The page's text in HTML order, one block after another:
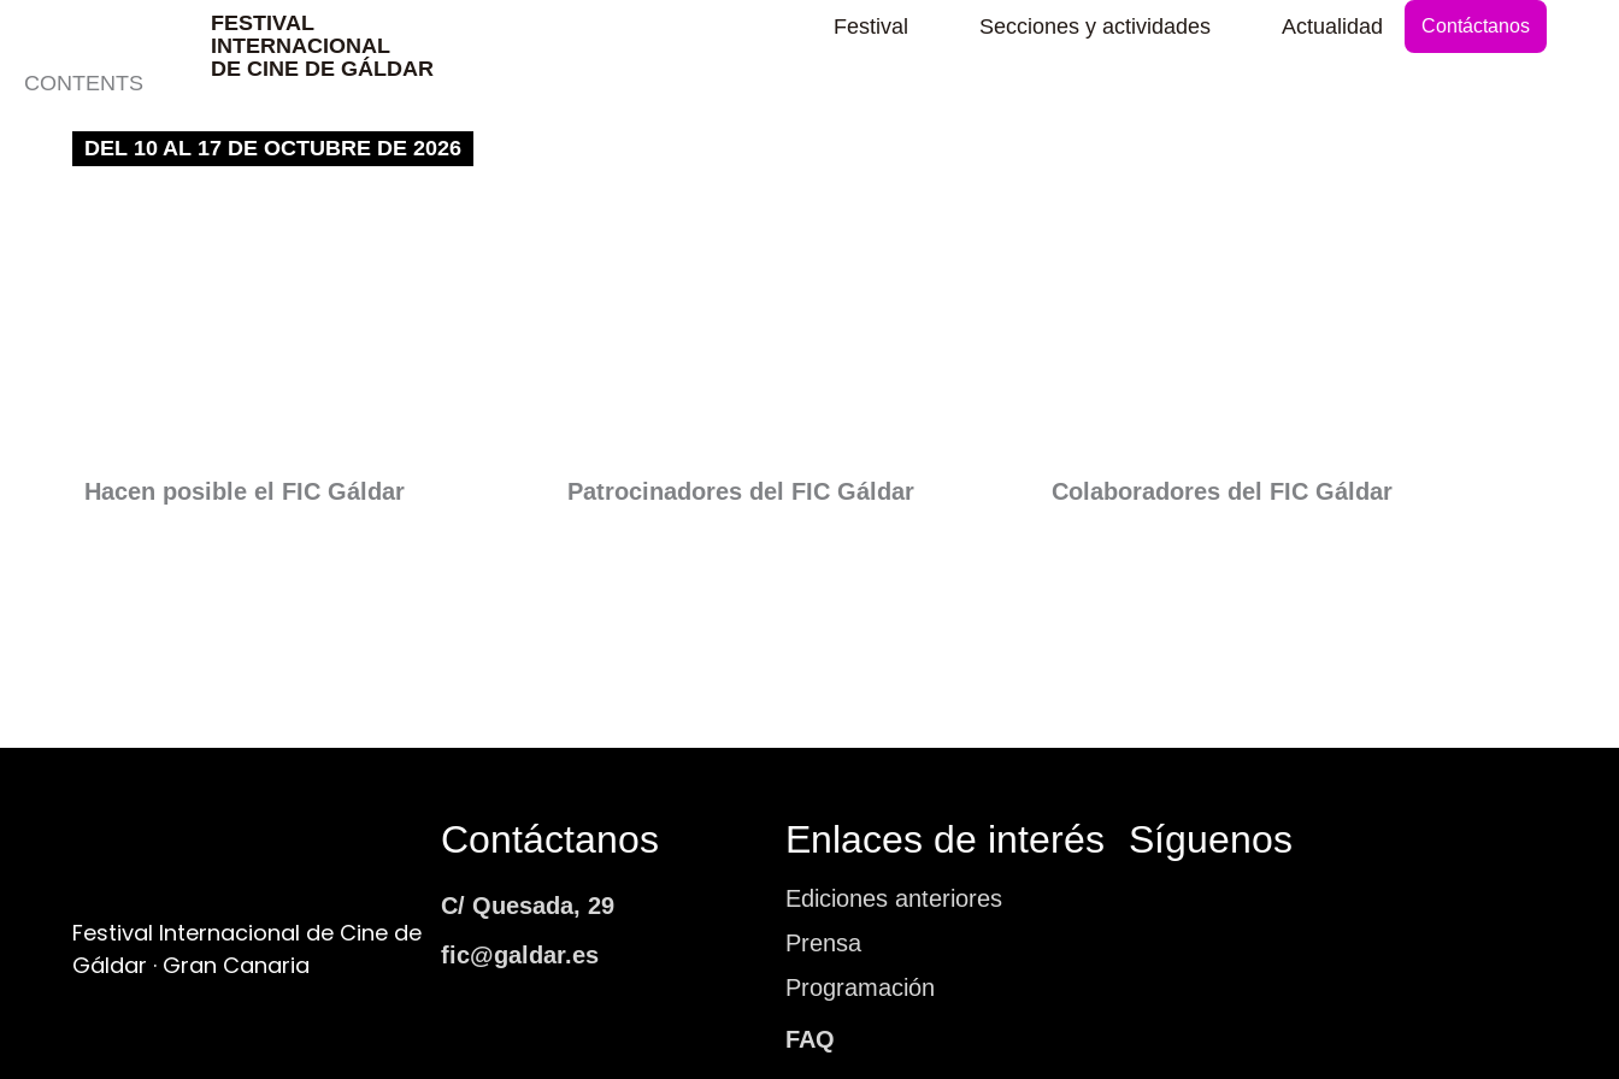
contenido
FESTIVAL
INTERNACIONAL
DE CINE DE GÁLDAR
DEL 10 AL 17 DE OCTUBRE DE 2026
Festival Abrir FestivalSecciones y actividades Abrir Secciones y actividades
Actualidad Contáctanos
CONTENTS
Hacen posible el FIC Gáldar Patrocinadores del FIC Gáldar​ Colaboradores del FIC Gáldar
Festival Internacional de Cine de
Gáldar · Gran Canaria
Contáctanos
C/ Quesada, 29
fic@galdar.es
Enlaces de interés
Ediciones anteriores
Prensa
Programación
FAQ
Síguenos